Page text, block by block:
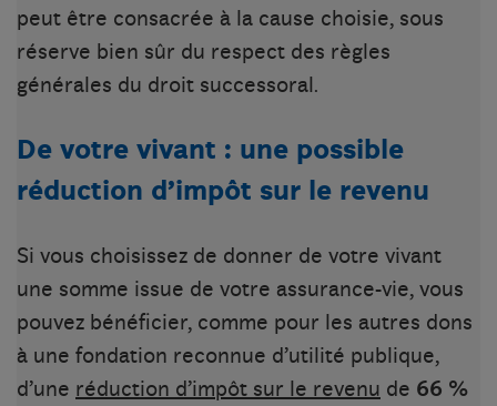
peut être consacrée à la cause choisie, sous
réserve bien sûr du respect des règles
générales du droit successoral.
De votre vivant : une possible
réduction d’impôt sur le revenu
Si vous choisissez de donner de votre vivant
une somme issue de votre assurance-vie, vous
pouvez bénéficier, comme pour les autres dons
à une fondation reconnue d’utilité publique,
d’une réduction d’impôt sur le revenu de 66 %